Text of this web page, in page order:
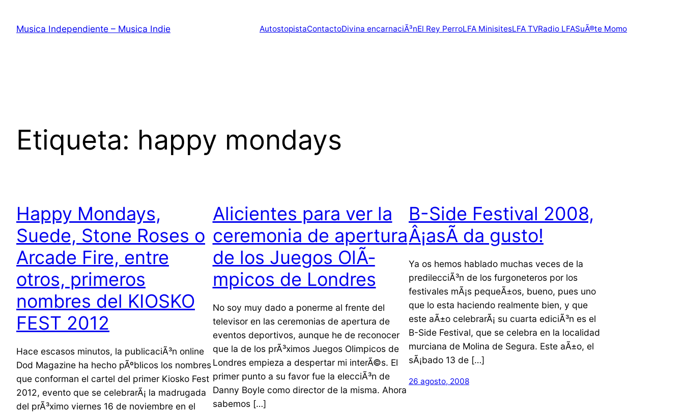
contenido
Musica Independiente – Musica Indie AutostopistaContactoDivina encarnaciÃ³nEl Rey PerroLFA MinisitesLFA TVRadio LFASuÃ®te Momo
Etiqueta: happy mondays
Happy Mondays,
Suede, Stone Roses o
Arcade Fire, entre
otros, primeros
nombres del KIOSKO
FEST 2012
Hace escasos minutos, la publicaciÃ³n online
Dod Magazine ha hecho pÃºblicos los nombres
que conforman el cartel del primer Kiosko Fest
2012, evento que se celebrarÃ¡ la madrugada
del prÃ³ximo viernes 16 de noviembre en el
Alicientes para ver la
ceremonia de apertura
de los Juegos OlÃ­
mpicos de Londres
No soy muy dado a ponerme al frente del
televisor en las ceremonias de apertura de
eventos deportivos, aunque he de reconocer
que la de los prÃ³ximos Juegos Olimpicos de
Londres empieza a despertar mi interÃ©s. El
primer punto a su favor fue la elecciÃ³n de
Danny Boyle como director de la misma. Ahora
sabemos […]
B-Side Festival 2008,
Â¡asÃ­ da gusto!
Ya os hemos hablado muchas veces de la
predilecciÃ³n de los furgoneteros por los
festivales mÃ¡s pequeÃ±os, bueno, pues uno
que lo esta haciendo realmente bien, y que
este aÃ±o celebrarÃ¡ su cuarta ediciÃ³n es el
B-Side Festival, que se celebra en la localidad
murciana de Molina de Segura. Este aÃ±o, el
sÃ¡bado 13 de […]
26 agosto, 2008